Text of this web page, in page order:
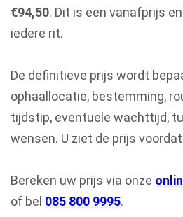
€94,50. Dit is een vanafprijs
iedere rit.
De definitieve prijs wordt
ophaallocatie, bestemming,
tijdstip, eventuele wachttijd,
wensen. U ziet de prijs
Bereken uw prijs via onze
of bel 085 800 9995.